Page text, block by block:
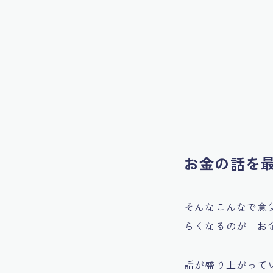
お金の話を
そんなこんなで
らくなるのが「
話が盛り上がって